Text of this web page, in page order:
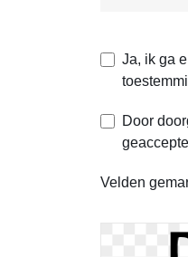
Ja, ik ga
Door
Velden